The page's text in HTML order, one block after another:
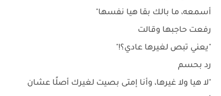
أسمعه، ما بالك بقا هيا نفسها"
رفعت حاجبها وقالت
"يعني تبص لغيرها عادي؟!"
رد بحسم
"لا هيا ولا غيرها، وأنا إمتى بصيت لغيرك أصلًا عشان